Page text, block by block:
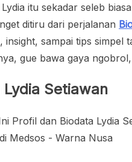
itu sekadar seleb
ditiru dari perjalanan
insight, sampai tips
gue bawa gaya
Setiawan